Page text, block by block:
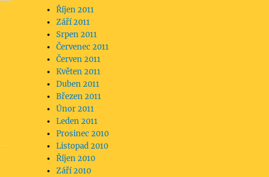
Říjen 2011
Září 2011
Srpen 2011
Červenec 2011
Červen 2011
Květen 2011
Duben 2011
Březen 2011
Únor 2011
Leden 2011
Prosinec 2010
Listopad 2010
Říjen 2010
Září 2010